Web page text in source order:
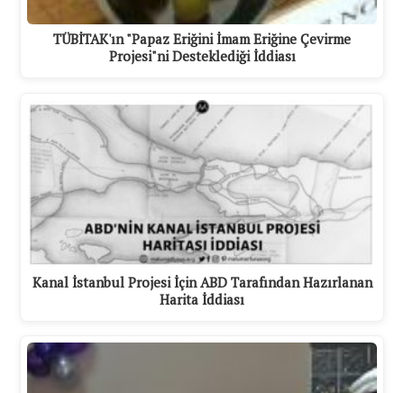
TÜBİTAK'ın "Papaz Eriğini İmam Eriğine Çevirme
Projesi"ni Desteklediği İddiası
Kanal İstanbul Projesi İçin ABD Tarafından Hazırlanan
Harita İddiası